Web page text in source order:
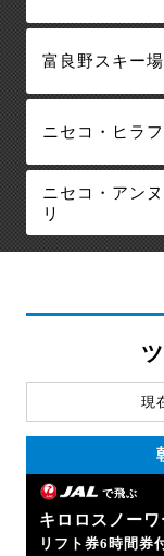
富良野スキー場
ニセコ・ヒラフ
ニセコ・アン
リ
現
で飛ぶ
キロロスノー
リフト券6時間券